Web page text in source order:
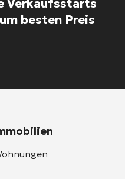
Verkaufsstarts
besten Preis